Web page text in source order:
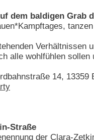
dem baldigen Grab
alle wohlfühlen
14, 13359
Straße
der Clara-